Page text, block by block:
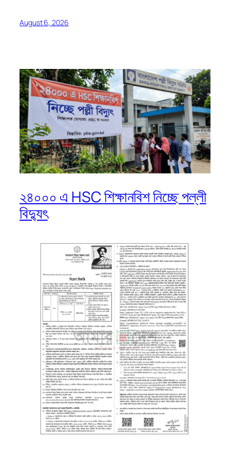
August 6, 2026
২৪০০০ এ HSC শিক্ষানবিশ নিচ্ছে পল্লী
বিদ্যুৎ